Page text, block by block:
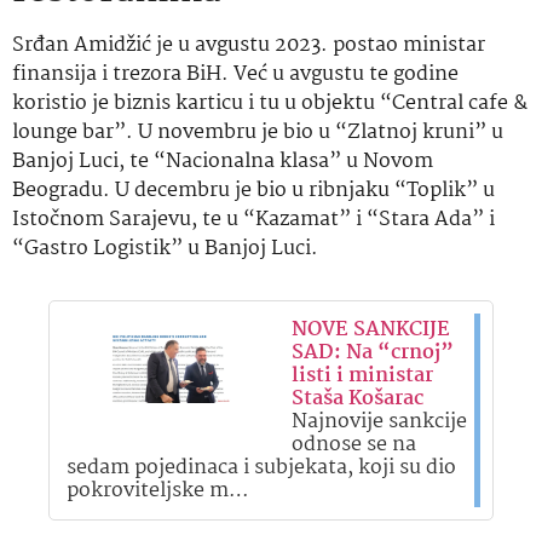
Srđan Amidžić je u avgustu 2023. postao ministar
finansija i trezora BiH. Već u avgustu te godine
koristio je biznis karticu i tu u objektu “Central cafe &
lounge bar”. U novembru je bio u “Zlatnoj kruni” u
Banjoj Luci, te “Nacionalna klasa” u Novom
Beogradu. U decembru je bio u ribnjaku “Toplik” u
Istočnom Sarajevu, te u “Kazamat” i “Stara Ada” i
“Gastro Logistik” u Banjoj Luci.
NOVE SANKCIJE
SAD: Na “crnoj”
listi i ministar
Staša Košarac
Najnovije sankcije
odnose se na
sedam pojedinaca i subjekata, koji su dio
pokroviteljske m…